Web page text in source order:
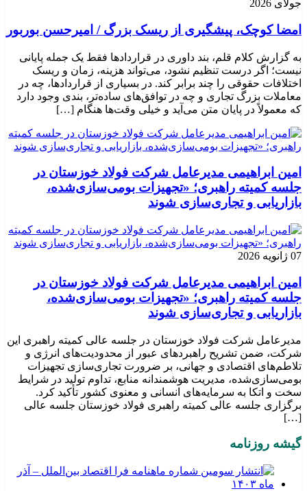
جولای 2026
امضا کوچک، پیشگیری از ریسک بزرگ / امیرحسن بوربور
به گزارش کلام قلم، بند داوری در قراردادها فقط یک جمله پایانی
نیست؛ اگر درست تنظیم نشود، می‌تواند هزینه، زمان و ریسک
اختلافات حقوقی را چند برابر کند. در بسیاری از قراردادها، چه در
معاملات بزرگ تجاری و چه در توافق‌های ساده‌تر، بندی وجود دارد
که معمولاً در پایان متن می‌آید و خیلی وقت‌ها هنگام […]
امین ابراهیمی مدیرعامل شرکت فولاد خوزستان در
جلسه کمیته راهبری؛ «تجهیزات بومی‌سازی‌شده،
بازاریابی و تجاری‌سازی شوند
07 ژانویه 2026
امین ابراهیمی مدیرعامل شرکت فولاد خوزستان در
جلسه کمیته راهبری؛ «تجهیزات بومی‌سازی‌شده،
بازاریابی و تجاری‌سازی شوند
مدیرعامل شرکت فولاد خوزستان در جلسه عالی کمیته راهبری این
شرکت، ضمن تشریح راهبردهای عبور از محدودیت‌های انرژی و
تلاطم‌های اقتصادی و جهانی، بر ضرورت تجاری‌سازی تجهیزات
بومی‌سازی‌شده، مدیریت هوشمندانه منابع، تداوم تولید در شرایط
سخت و اتکا به سرمایه‌های انسانی و معنوی کشور تأکید کرد.
برگزاری جلسه عالی کمیته راهبری فولاد خوزستان جلسه عالی
[…]
گیشه روزنامه